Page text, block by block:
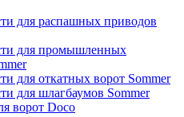
для распашных приводов
для промышленных
для откатных ворот Sommer
для шлагбаумов Sommer
ворот Doco